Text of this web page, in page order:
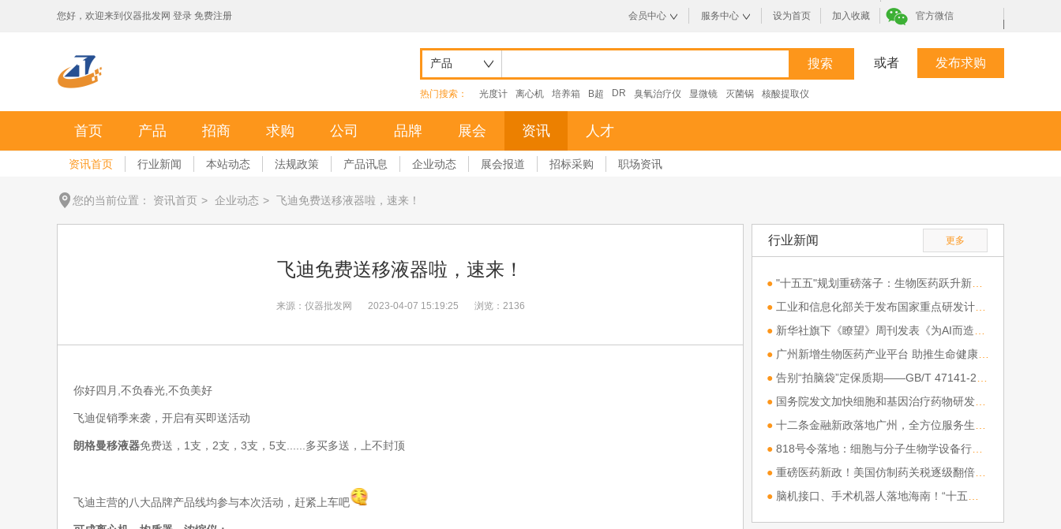
您好，欢迎来到 仪器批发网 登录 免费注册 会员中心 服务中心 设为首页 加入收藏 官方微信
产品
热门搜索： 光度计 离心机 培养箱 B超 DR 臭氧治疗仪 显微镜 灭菌锅 核酸提取仪
或者 发布求购
首页 产品 招商 求购 公司 品牌 展会 资讯 人才
资讯首页 行业新闻 本站动态 法规政策 产品讯息 企业动态 展会报道 招标采购 职场资讯
您的当前位置： 资讯首页 > 企业动态 > 飞迪免费送移液器啦，速来！
飞迪免费送移液器啦，速来！
来源：仪器批发网 2023-04-07 15:19:25 浏览：2136
你好四月,不负春光,不负美好
飞迪促销季来袭，开启有买即送活动
朗格曼移液器免费送，1支，2支，3支，5支......多买多送，上不封顶
飞迪主营的八大品牌产品线均参与本次活动，赶紧上车吧
行业新闻 更多
● "十五五"规划重磅落子：生物医药跃升新兴支柱产业，全链条支持开启行业新纪元
● 工业和信息化部关于发布国家重点研发计划“高端科研仪器研制”重点专项 2026年度（第一批）项目申报指南的通知
● 新华社旗下《瞭望》周刊发表《为AI而造：科研仪器新方向》
● 广州新增生物医药产业平台 助推生命健康产业集聚升级
● 告别“拍脑袋”定保质期——GB/T 47141-2026《食品保质期确定指南》深度解析
● 国务院发文加快细胞和基因治疗药物研发应用，我国生物医药产业迎来顶层战略升级
● 十二条金融新政落地广州，全方位服务生物医药全产业链
● 818号令落地：细胞与分子生物学设备行业迎来“合规驱动”新格局
● 重磅医药新政！美国仿制药关税逐级翻倍，最高 200%
● 脑机接口、手术机器人落地海南！“十五五” 布局全链条智慧医疗